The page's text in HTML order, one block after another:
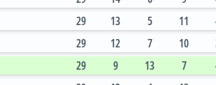
29 13 5 11
29 12 7 10
29 9 13 7